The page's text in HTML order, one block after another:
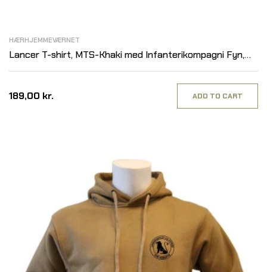
HÆRHJEMMEVÆRNET
Lancer T-shirt, MTS-Khaki med Infanterikompagni Fyn,
tryk på bryst
189,00 kr. ADD TO CART